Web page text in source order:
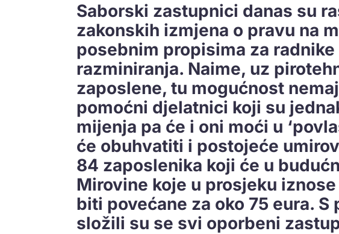
Saborski zastupnici danas su
zakonskih izmjena o pravu na
posebnim propisima za
razminiranja. Naime, uz
zaposlene, tu mogućnost
pomoćni djelatnici koji su
mijenja pa će i oni moći u
će obuhvatiti i postojeće
84 zaposlenika koji će u
Mirovine koje u prosjeku
biti povećane za oko 75 eura.
složili su se svi oporbeni